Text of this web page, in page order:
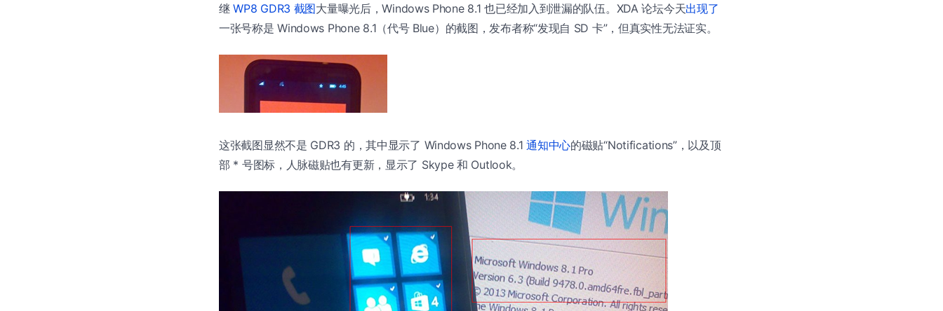
继WP8 GDR3 截图大量曝光后，Windows Phone 8.1 也已经加入到泄漏的队伍。XDA 论坛今天出现了
一张号称是 Windows Phone 8.1（代号 Blue）的截图，发布者称“发现自 SD 卡”，但真实性无法证实。
这张截图显然不是 GDR3 的，其中显示了 Windows Phone 8.1通知中心的磁贴“Notifications”，以及顶
部 * 号图标，人脉磁贴也有更新，显示了 Skype 和 Outlook。